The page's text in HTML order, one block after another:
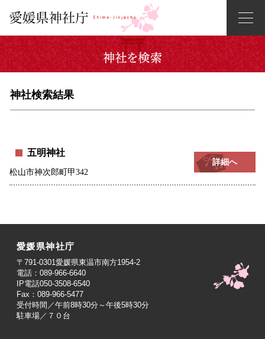
神社検索結果
五明神社
松山市神次郎町甲342
詳細へ
愛媛県神社庁
〒791-0301愛媛県東温市南方1954-2
電話：089-966-6640
IP電話050-3508-6540
Fax：089-966-5477
受付時間／午前8時30分～午後5時30分
駐車場／７０台